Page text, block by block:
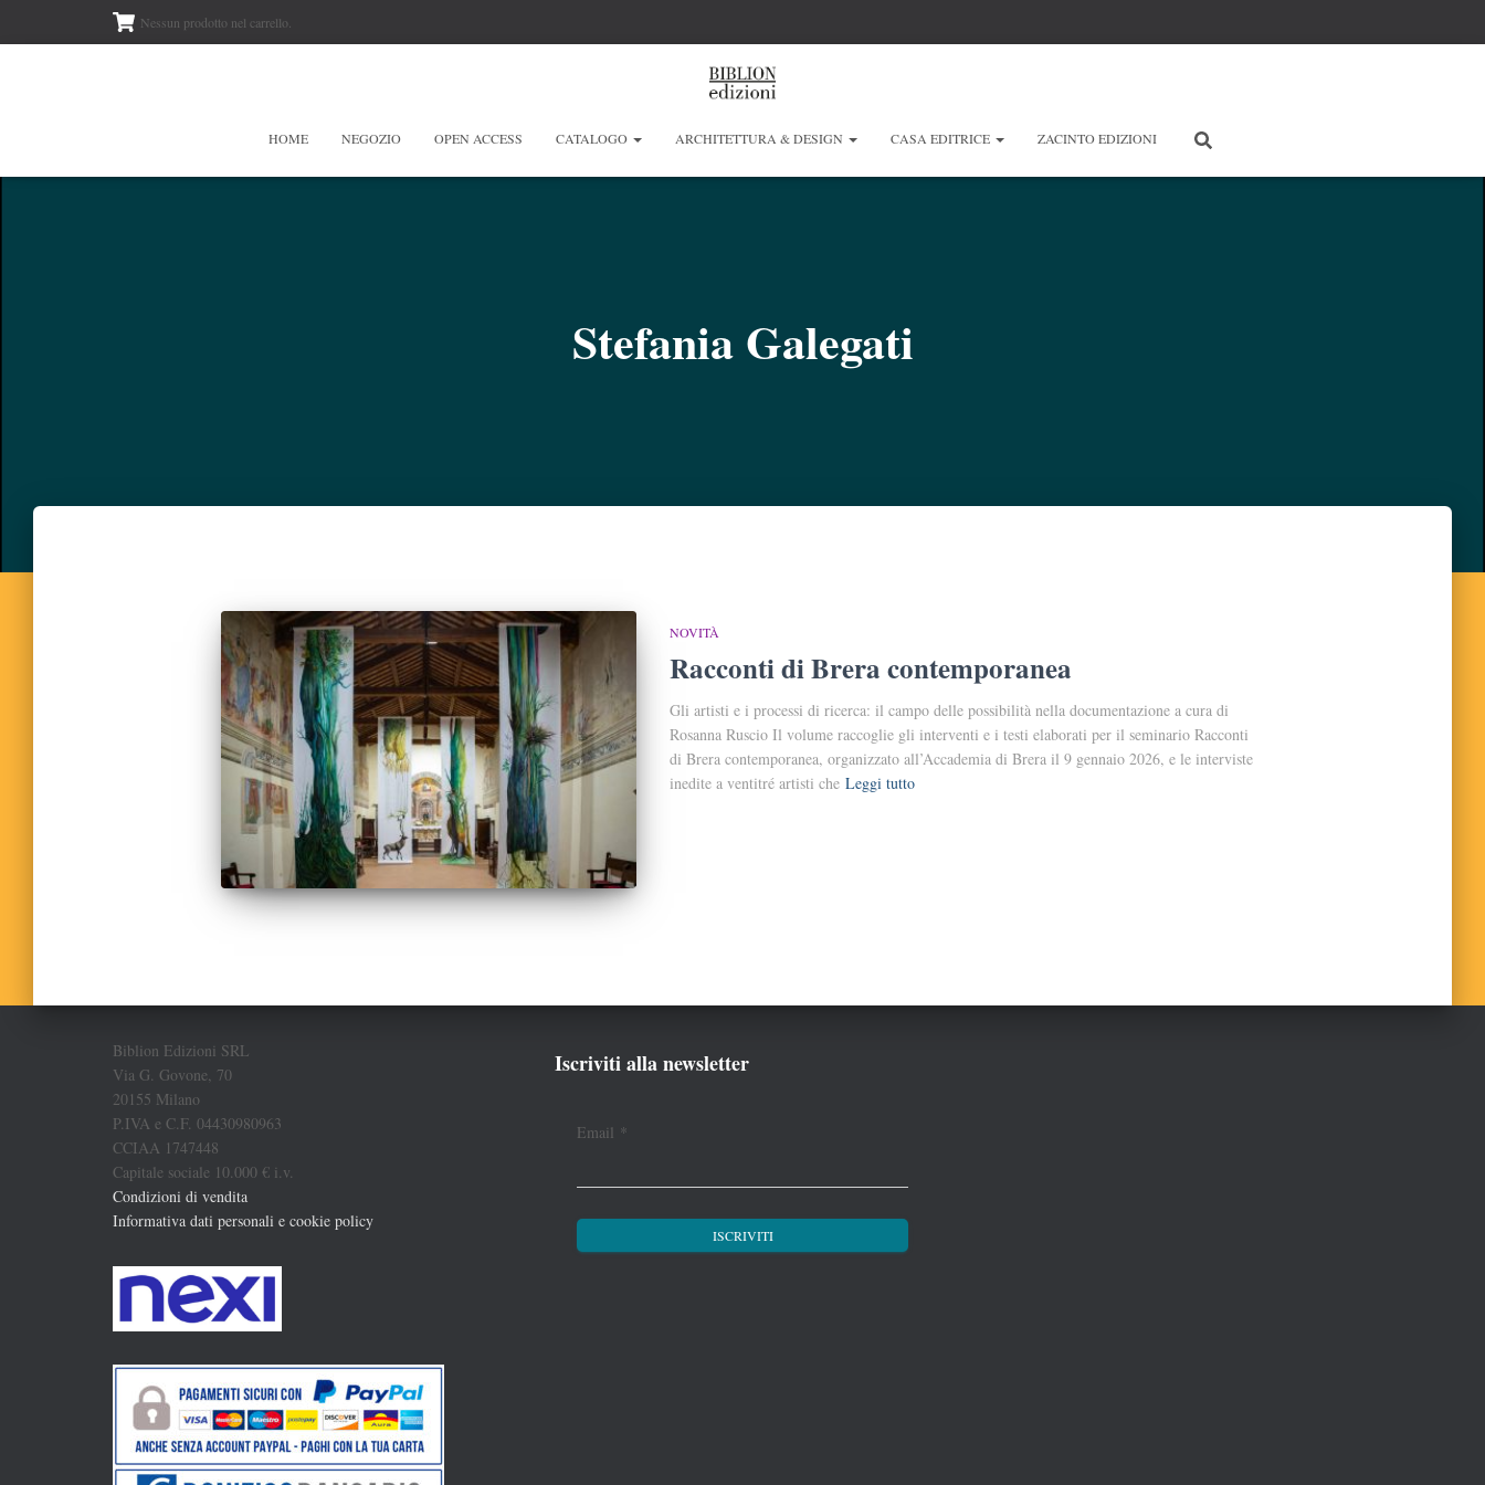
Nessun prodotto nel carrello.
HOME NEGOZIO OPEN ACCESS CATALOGO ARCHITETTURA & DESIGN CASA EDITRICE ZACINTO EDIZIONI
Stefania Galegati
NOVITÀ
Racconti di Brera contemporanea
Gli artisti e i processi di ricerca: il campo delle possibilità nella documentazione a cura di
Rosanna Ruscio Il volume raccoglie gli interventi e i testi elaborati per il seminario Racconti
di Brera contemporanea, organizzato all’Accademia di Brera il 9 gennaio 2026, e le interviste
inedite a ventitré artisti che Leggi tutto
Biblion Edizioni SRL
Via G. Govone, 70
20155 Milano
P.IVA e C.F. 04430980963
CCIAA 1747448
Capitale sociale 10.000 € i.v.
Condizioni di vendita
Informativa dati personali e cookie policy
Iscriviti alla newsletter
Email *